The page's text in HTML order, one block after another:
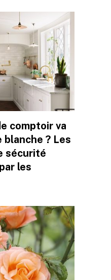
comptoir va
blanche ? Les
sécurité
les